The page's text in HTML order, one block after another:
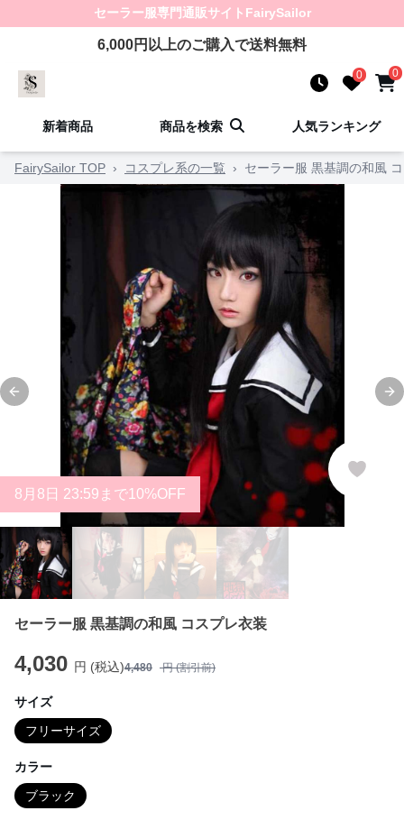
セーラー服専門通販サイト FairySailor
6,000円以上のご購入で送料無料
0 0
新着商品 商品を検索 人気ランキング
FairySailor TOP › コスプレ系の一覧 › セーラー服 黒基調の和風
Previous slide
8 月 8 日 23:59まで10%OFF
セーラー服 黒基調の和風 コスプレ衣装
4,030 円 (税込)4,480 円 (割引前)
サイズ
フリーサイズ
カラー
ブラック